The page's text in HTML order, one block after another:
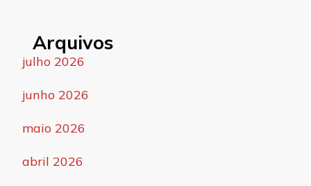
Arquivos
julho 2026
junho 2026
maio 2026
abril 2026